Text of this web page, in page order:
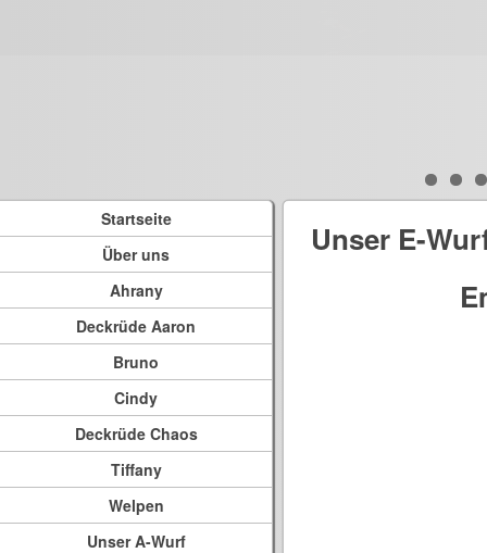
Startseite
Über uns
Ahrany
Deckrüde Aaron
Bruno
Cindy
Deckrüde Chaos
Tiffany
Welpen
Unser A-Wurf
Unser E-